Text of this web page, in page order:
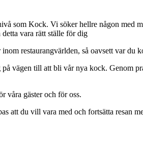
som Kock. Vi söker hellre någon med
vara rätt ställe för dig
restaurangvärlden, så oavsett var du
vägen till att bli vår nya kock. Genom
våra gäster och för oss.
att du vill vara med och fortsätta resan